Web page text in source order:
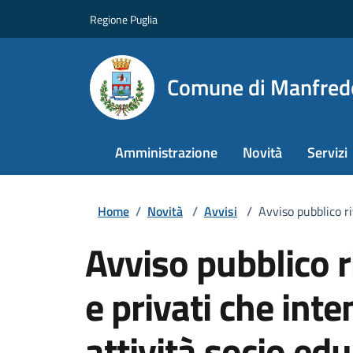
Regione Puglia
Comune di
Amministrazione Novità Servizi
Home / Novità / Avvisi / Avviso pubblico
Avviso pubblico
e privati che